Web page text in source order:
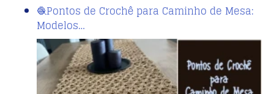
🧶Pontos de Crochê para Caminho de Mesa:
Modelos…